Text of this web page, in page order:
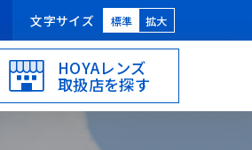
文字サイズ 標準 拡大
HOYAレンズ
取扱店を探す